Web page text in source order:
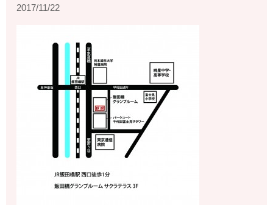
2017/11/22